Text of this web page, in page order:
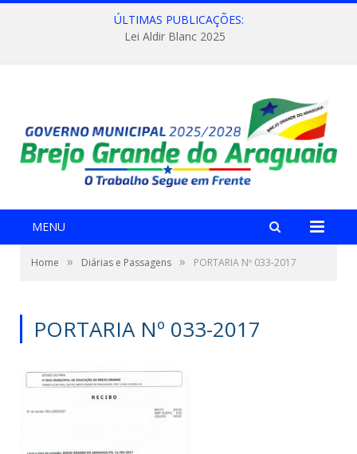
ÚLTIMAS PUBLICAÇÕES:
Lei Aldir Blanc 2025
MENU
Home » Diárias e Passagens » PORTARIA Nº 033-2017
PORTARIA Nº 033-2017